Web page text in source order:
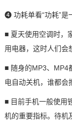
❹ 功耗单看“功耗”是
■ 夏天使用空调时，
用电器，这时人们会
■ 随身的MP3、MP4
电自动关机，谁都会
■ 目前手机一般使用
机的重要指标。待机